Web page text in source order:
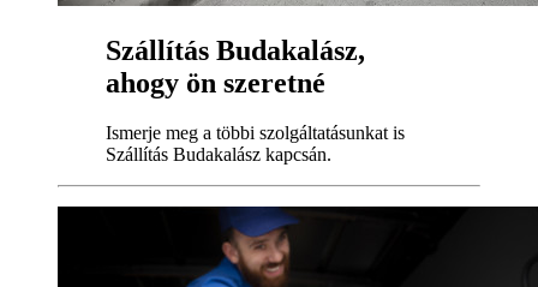
Szállítás Budakalász,
ahogy ön szeretné
Ismerje meg a többi szolgáltatásunkat is
Szállítás Budakalász kapcsán.